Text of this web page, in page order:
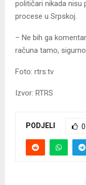
političari nikada nisu
procese u Srpskoj.
– Ne bih ga
računa tamo,
Foto: rtrs.tv
Izvor: RTRS
PODJELI 0